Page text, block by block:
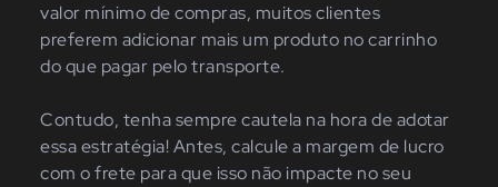
valor mínimo de compras, muitos clientes
preferem adicionar mais um produto no carrinho
do que pagar pelo transporte.
Contudo, tenha sempre cautela na hora de adotar
essa estratégia! Antes, calcule a margem de lucro
com o frete para que isso não impacte no seu